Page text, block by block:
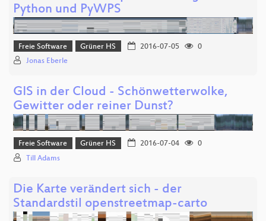
Python und PyWPS
Freie Software Grüner HS 2016-07-05
0
Jonas Eberle
GIS in der Cloud - Schönwetterwolke,
Gewitter oder reiner Dunst?
Freie Software Grüner HS 2016-07-04
0
Till Adams
Die Karte verändert sich - der
Standardstil openstreetmap-carto